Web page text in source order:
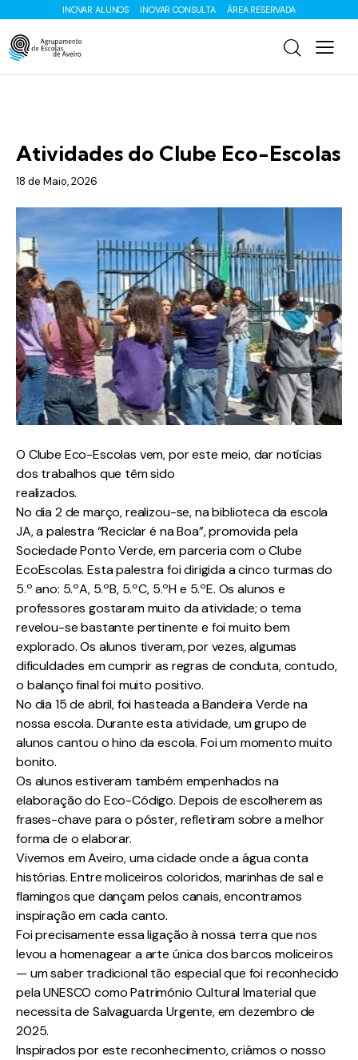
INOVAR ALUNOS INOVAR CONSULTA ÁREA RESERVADA
Atividades do Clube Eco-Escolas
18 de Maio, 2026
O Clube Eco-Escolas vem, por este meio, dar notícias
dos trabalhos que têm sido
realizados.
No dia 2 de março, realizou-se, na biblioteca da escola
JA, a palestra “Reciclar é na Boa”, promovida pela
Sociedade Ponto Verde, em parceria com o Clube
EcoEscolas. Esta palestra foi dirigida a cinco turmas do
5.º ano: 5.ºA, 5.ºB, 5.ºC, 5.ºH e 5.ºE. Os alunos e
professores gostaram muito da atividade; o tema
revelou-se bastante pertinente e foi muito bem
explorado. Os alunos tiveram, por vezes, algumas
dificuldades em cumprir as regras de conduta, contudo,
o balanço final foi muito positivo.
No dia 15 de abril, foi hasteada a Bandeira Verde na
nossa escola. Durante esta atividade, um grupo de
alunos cantou o hino da escola. Foi um momento muito
bonito.
Os alunos estiveram também empenhados na
elaboração do Eco-Código. Depois de escolherem as
frases-chave para o póster, refletiram sobre a melhor
forma de o elaborar.
Vivemos em Aveiro, uma cidade onde a água conta
histórias. Entre moliceiros coloridos, marinhas de sal e
flamingos que dançam pelos canais, encontramos
inspiração em cada canto.
Foi precisamente essa ligação à nossa terra que nos
levou a homenagear a arte única dos barcos moliceiros
— um saber tradicional tão especial que foi reconhecido
pela UNESCO como Património Cultural Imaterial que
necessita de Salvaguarda Urgente, em dezembro de
2025.
Inspirados por este reconhecimento, criámos o nosso